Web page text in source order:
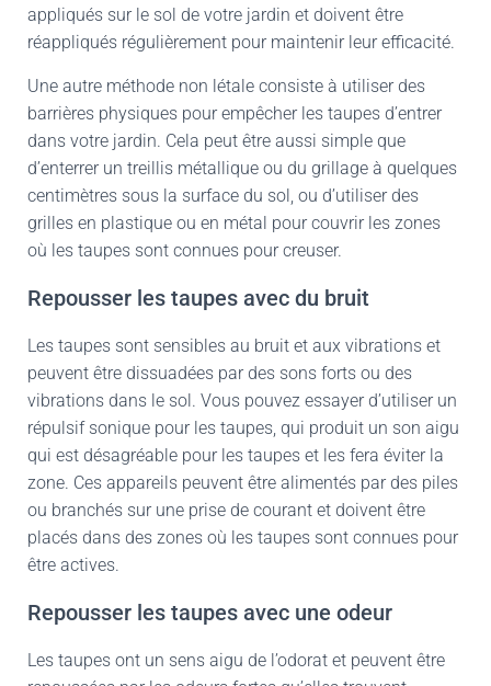
appliqués sur le sol de votre jardin et doivent être
réappliqués régulièrement pour maintenir leur efficacité.
Une autre méthode non létale consiste à utiliser des
barrières physiques pour empêcher les taupes d’entrer
dans votre jardin. Cela peut être aussi simple que
d’enterrer un treillis métallique ou du grillage à quelques
centimètres sous la surface du sol, ou d’utiliser des
grilles en plastique ou en métal pour couvrir les zones
où les taupes sont connues pour creuser.
Repousser les taupes avec du bruit
Les taupes sont sensibles au bruit et aux vibrations et
peuvent être dissuadées par des sons forts ou des
vibrations dans le sol. Vous pouvez essayer d’utiliser un
répulsif sonique pour les taupes, qui produit un son aigu
qui est désagréable pour les taupes et les fera éviter la
zone. Ces appareils peuvent être alimentés par des piles
ou branchés sur une prise de courant et doivent être
placés dans des zones où les taupes sont connues pour
être actives.
Repousser les taupes avec une odeur
Les taupes ont un sens aigu de l’odorat et peuvent être